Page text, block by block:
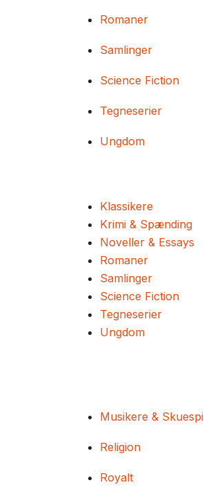
Romaner
Samlinger
Science Fiction
Tegneserier
Ungdom
Klassikere
Krimi & Spænding
Noveller & Essays
Romaner
Samlinger
Science Fiction
Tegneserier
Ungdom
Musikere &
Religion
Royalt